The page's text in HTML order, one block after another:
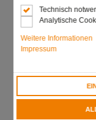
Technisch
Analytische
Weitere Informationen
Impressum